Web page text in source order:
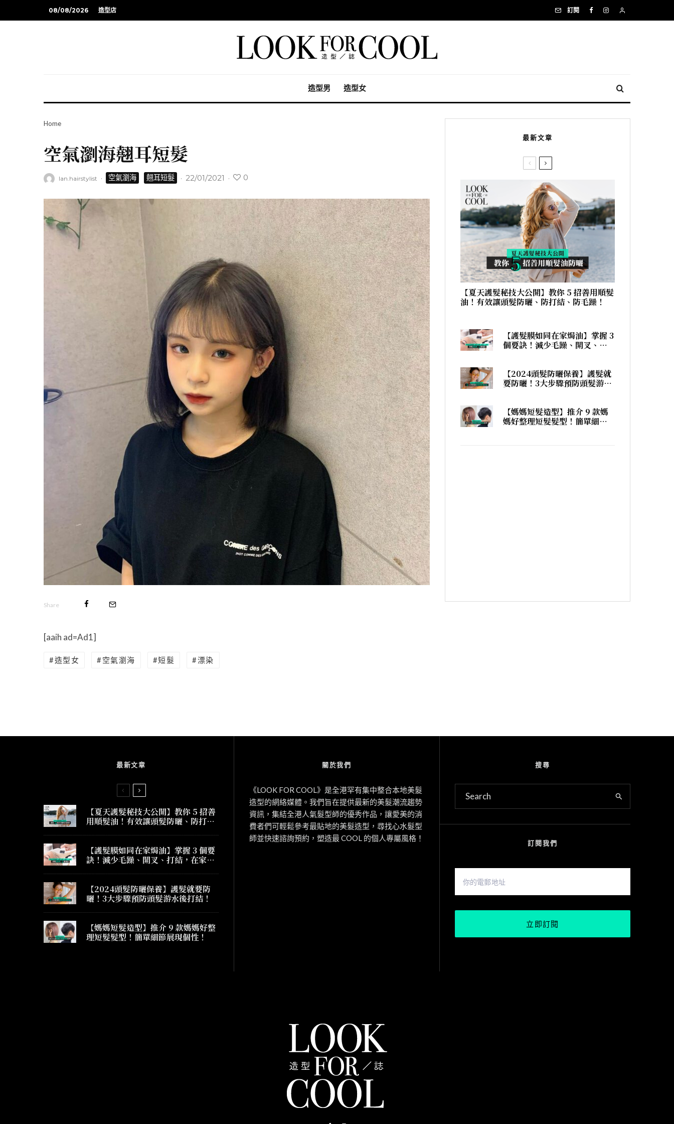
08/08/2026 造型店 訂閱
造型男 造型女
Home
空氣瀏海翹耳短髮
Ian.hairstylist · 空氣瀏海 翹耳短髮 · 22/01/2021 · 0
Share
[aaih ad=Ad1]
造型女 空氣瀏海 短髮 漂染
最新文章
【夏天護髮秘技大公開】教你 5 招善用順髮
油！有效讓頭髮防曬、防打結、防毛躁！
【護髮膜如同在家焗油】掌握 3
個要訣！減少毛躁、開叉、打
【2024頭髮防曬保養】護髮就
要防曬！3大步驟預防頭髮游水
【媽媽短髮造型】推介 9 款媽
媽好整理短髮髮型！簡單細節
最新文章
【夏天護髮秘技大公開】教你 5 招善
用順髮油！有效讓頭髮防曬、防打
【護髮膜如同在家焗油】掌握 3 個要
訣！減少毛躁、開叉、打結，在家護
【2024頭髮防曬保養】護髮就要防
曬！3大步驟預防頭髮游水後打結！
【媽媽短髮造型】推介 9 款媽媽好整
理短髮髮型！簡單細節展現個性！
關於我們
《LOOK FOR COOL》是全港罕有集中整合本地美髮
造型的網絡媒體。我們旨在提供最新的美髮潮流趨勢
資訊，集結全港人氣髮型師的優秀作品，讓愛美的消
費者們可輕鬆參考最貼地的美髮造型，尋找心水髮型
師並快速諮詢預約，塑造最 COOL 的個人專屬風格！
搜尋
訂閱我們